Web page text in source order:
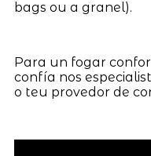
bags ou a granel).
Para un fogar
confía nos
o teu provedor de